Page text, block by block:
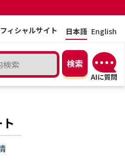
ィシャルサイト 日本語 English